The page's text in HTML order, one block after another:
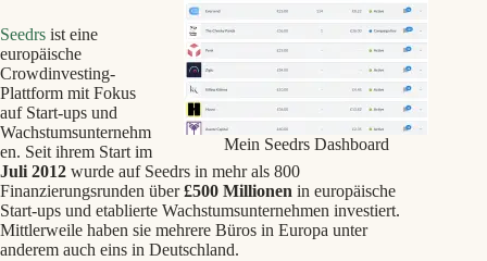
Mein Seedrs Dashboard
Seedrs ist eine
europäische
Crowdinvesting-
Plattform mit Fokus
auf Start-ups und
Wachstumsunternehm
en. Seit ihrem Start im
Juli 2012 wurde auf Seedrs in mehr als 800
Finanzierungsrunden über£500 Millionen in europäische
Start-ups und etablierte Wachstumsunternehmen investiert.
Mittlerweile haben sie mehrere Büros in Europa unter
anderem auch eins in Deutschland.